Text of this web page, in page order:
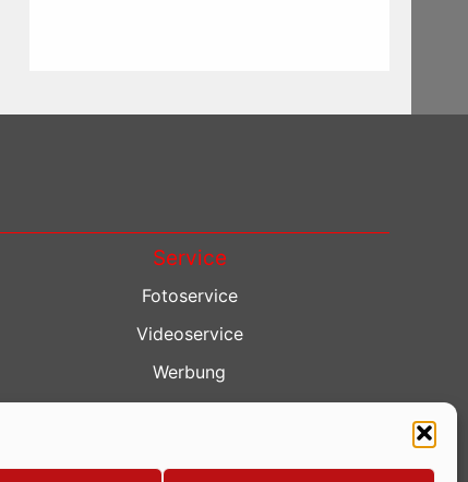
Service
Fotoservice
Videoservice
Werbung